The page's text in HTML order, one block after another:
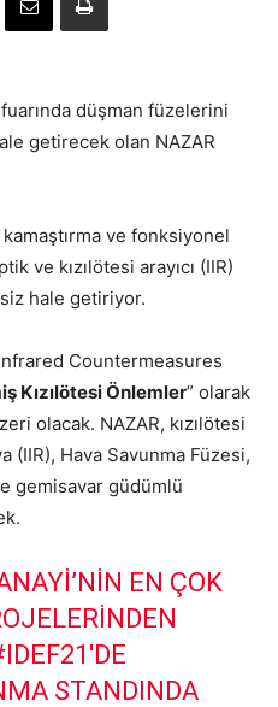
düşman füzelerini
getirecek olan NAZAR
ve fonksiyonel
ve kızılötesi arayıcı (IIR)
hale getiriyor.
Countermeasures
Kızılötesi Önlemler” olarak
olacak. NAZAR, kızılötesi
(IIR), Hava Savunma Füzesi,
gemisavar güdümlü
EN ÇOK
'DE
STANDINDA